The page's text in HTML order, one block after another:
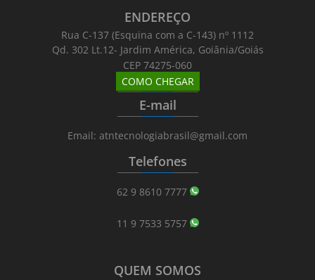
ENDEREÇO
Rua C-137 (Esquina com a C-143) nº 1112
Qd. 302 Lt.12- Jardim América, Goiânia/Goiás
CEP 74275-060
COMO CHEGAR
_______________________
E-mail
_______________________
Email: atntecnologiabrasil@gmail.com
Telefones
_______________________
62 9 8610 7777
11 9 7533 5757
QUEM SOMOS
_______________________